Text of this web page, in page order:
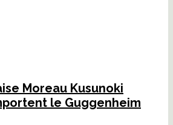
Moreau Kusunoki
le Guggenheim